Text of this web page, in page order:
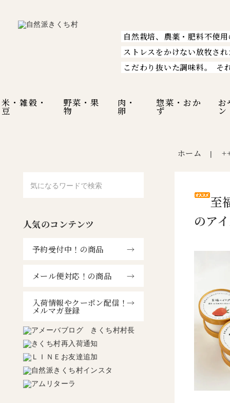
自然栽培、農薬・肥料不使
ストレスをかけない放牧さ
こだわり抜いた調味料。
そ
米・雑穀・
豆
野菜・果
物
肉・
卵
惣菜・おか
ず
お
ン
ホーム |
至
のア
人気のコンテンツ
予約受付中！の商品
メール便対応！の商品
入荷情報やクーポン配信！
メルマガ登録